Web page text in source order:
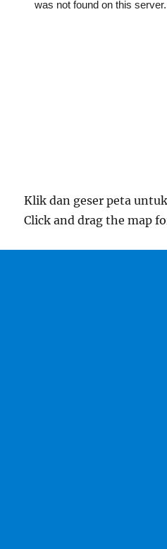
Klik dan geser peta
Click and drag the map